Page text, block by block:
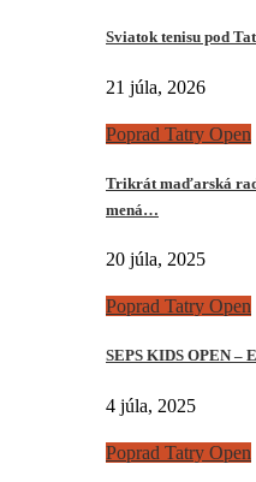
Sviatok tenisu pod
21 júla, 2026
Poprad Tatry Open
Trikrát maďarská
mená…
20 júla, 2025
Poprad Tatry Open
SEPS KIDS OPEN
4 júla, 2025
Poprad Tatry Open